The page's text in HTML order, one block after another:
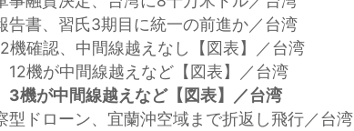
告書、習氏3期目に統一の前進か／台湾
機確認、中間線越えなし【図表】／台湾
12機が中間線越えなど【図表】／台湾
3機が中間線越えなど【図表】／台湾
型ドローン、宜蘭沖空域まで折返し飛行／台湾